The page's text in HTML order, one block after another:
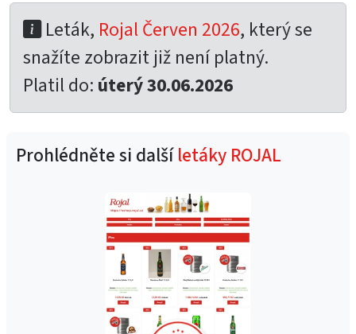
Leták, Rojal Červen 2026, který se
snažíte zobrazit již není platný.
Platil do: úterý 30.06.2026
Prohlédněte si dalšíletáky ROJAL